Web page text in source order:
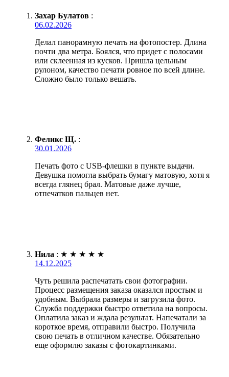
Захар Булатов :
06.02.2026
Делал панорамную печать на фотопостер. Длина
почти два метра. Боялся, что придет с полосами
или склеенная из кусков. Пришла цельным
рулоном, качество печати ровное по всей длине.
Сложно было только вешать.
Феликс Щ. :
30.01.2026
Печать фото с USB-флешки в пункте выдачи.
Девушка помогла выбрать бумагу матовую, хотя я
всегда глянец брал. Матовые даже лучше,
отпечатков пальцев нет.
Нила : ★ ★ ★ ★ ★
14.12.2025
Чуть решила распечатать свои фотографии.
Процесс размещения заказа оказался простым и
удобным. Выбрала размеры и загрузила фото.
Служба поддержки быстро ответила на вопросы.
Оплатила заказ и ждала результат. Напечатали за
короткое время, отправили быстро. Получила
свою печать в отличном качестве. Обязательно
еще оформлю заказы с фотокартинками.